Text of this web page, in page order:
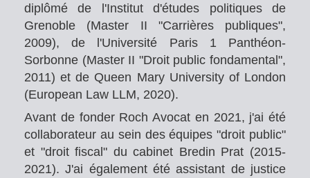
diplômé de l'Institut d'études politiques de
Grenoble (Master II "Carrières publiques",
2009), de l'Université Paris 1 Panthéon-
Sorbonne (Master II "Droit public fondamental",
2011) et de Queen Mary University of London
(European Law LLM, 2020).
Avant de fonder Roch Avocat en 2021, j'ai été
collaborateur au sein des équipes "droit public"
et "droit fiscal" du cabinet Bredin Prat (2015-
2021). J'ai également été assistant de justice